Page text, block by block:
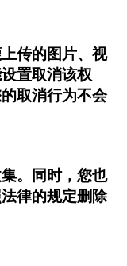
传的图片、视
置取消该权
取消行为不会
。同时，您也
律的规定删除